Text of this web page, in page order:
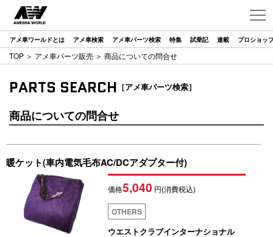
アメ車ワールドとは アメ車検索 アメ車パーツ検索 特集 試乗記 連載 プロショッ
TOP ＞ アメ車パーツ販売 ＞ 商品についての問合せ
PARTS SEARCH ［アメ車パーツ検索］
商品についての問合せ
暖ケット(車内電気毛布AC/DCアダプター付)
価格5,040 円(消費税込)
OTHERS
ウエストクラブインターナショナル